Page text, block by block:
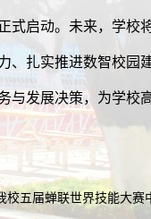
式启动。未来，学校
、扎实推进数智校园
与发展决策，为学校
校五届蝉联世界技能大赛